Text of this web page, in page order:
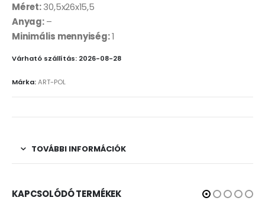
Méret:30,5x26x15,5
Anyag:–
Minimális mennyiség:1
Várható szállítás: 2026-08-28
Márka:ART-POL
TOVÁBBI INFORMÁCIÓK
KAPCSOLÓDÓ TERMÉKEK